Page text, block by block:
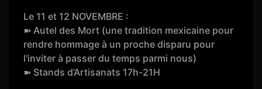
Le 11 et 12 NOVEMBRE :
➽ Autel des Mort (une tradition mexicaine pour
rendre hommage à un proche disparu pour
l'inviter à passer du temps parmi nous)
➽ Stands d’Artisanats 17h-21H